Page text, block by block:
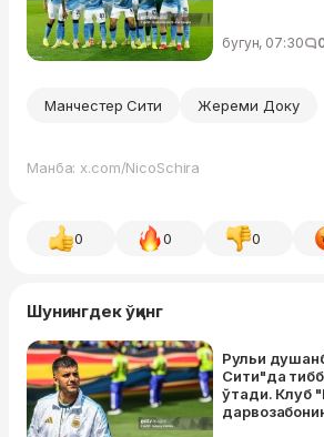
бугун, 07:30
Манчестер Сити Жереми Доку
Манба: x.com/NicoSchira
0 0 0
Шунингдек ўқинг
Рульи
Сити"да
ўтади. Клуб